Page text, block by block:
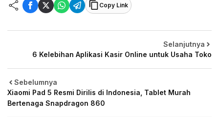
Copy Link
Sebelumnya
Xiaomi Pad 5 Resmi Dirilis di Indonesia, Tablet Murah
Bertenaga Snapdragon 860
Selanjutnya
6 Kelebihan Aplikasi Kasir Online untuk Usaha Toko